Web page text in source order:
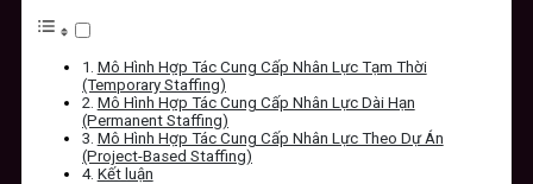
Mô Hình Hợp Tác Cung Cấp Nhân Lực Tạm Thời
(Temporary Staffing)
Mô Hình Hợp Tác Cung Cấp Nhân Lực Dài Hạn
(Permanent Staffing)
Mô Hình Hợp Tác Cung Cấp Nhân Lực Theo Dự Án
(Project-Based Staffing)
Kết luận